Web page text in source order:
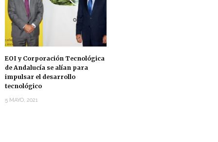
EOI y Corporación Tecnológica
de Andalucía se alían para
impulsar el desarrollo
tecnológico
5 MAYO, 2021